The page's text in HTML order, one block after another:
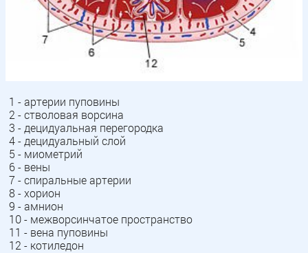
1 - артерии пуповины
2 - стволовая ворсина
3 - децидуальная перегородка
4 - децидуальный слой
5 - миометрий
6 - вены
7 - спиральные артерии
8 - хорион
9 - амнион
10 - межворсинчатое пространство
11 - вена пуповины
12 - котиледон